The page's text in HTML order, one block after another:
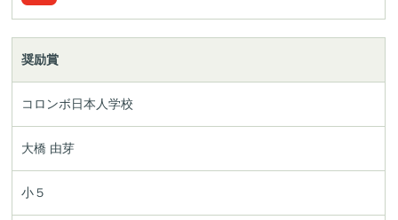
奨励賞
コロンボ日本人学校
大橋 由芽
小５